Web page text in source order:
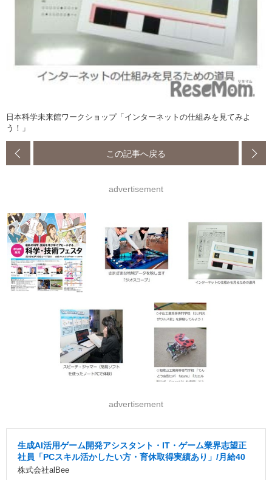
日本科学未来館ワークショップ「インターネットの仕組みを見てみよ
う！」
この記事へ戻る
advertisement
advertisement
生成AI活用ゲーム開発アシスタント・IT・ゲーム業界志望正
社員「PCスキル活かしたい方・育休取得実績あり」/月給40
株式会社alBee